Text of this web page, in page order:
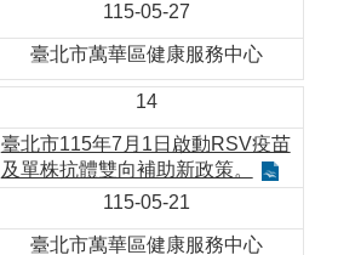
115-05-27
臺北市萬華區健康服務中心
14
臺北市115年7月1日啟動RSV疫苗
及單株抗體雙向補助新政策。
115-05-21
臺北市萬華區健康服務中心